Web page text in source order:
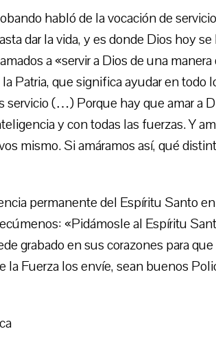
habló de la vocación de
dar la vida, y es donde Dios hoy
a «servir a Dios de una
Patria, que significa ayudar en todo
servicio (…) Porque hay que amar a
y con todas las fuerzas. Y
mismo. Si amáramos así, qué
permanente del Espíritu Santo
«Pidámosle al Espíritu
grabado en sus corazones para
la Fuerza los envíe, sean buenos